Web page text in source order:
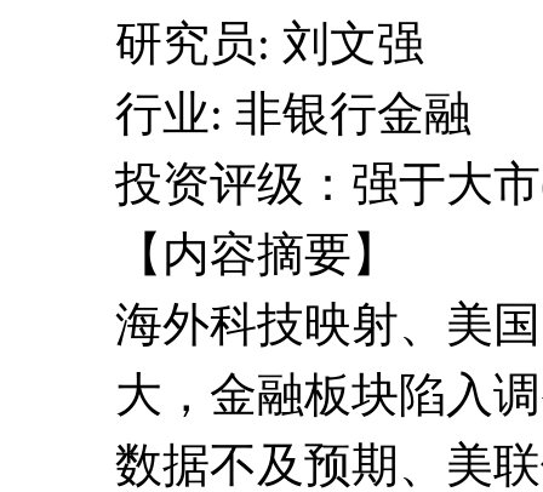
研究员: 刘文强
行业: 非银行金融
投资评级：强于大
【内容摘要】
海外科技映射、美
大，金融板块陷入
数据不及预期、美